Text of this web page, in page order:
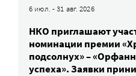
6 июл. - 31 авг. 2026
НКО приглашают
номинации премии
подсолнух» –
успеха». Заявки